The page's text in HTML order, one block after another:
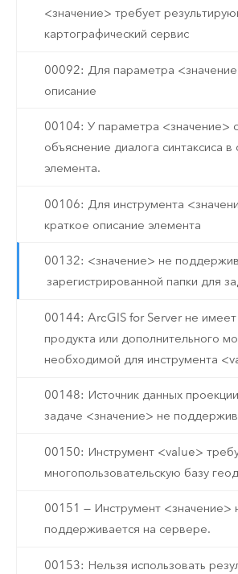
<значение> требует
картографический сервис
00092: Для параметра
описание
00104: У параметра <значение>
объяснение диалога синтаксиса в
элемента.
00106: Для инструмента
краткое описание элемента
00132: <значение> не
зарегистрированной папки для
00144: ArcGIS for Server не имеет
продукта или дополнительного
необходимой для инструмента
00148: Источник данных
задаче <значение> не
00150: Инструмент <value>
многопользовательскую базу
00151 — Инструмент <значение>
поддерживается на сервере.
00153: Нельзя использовать